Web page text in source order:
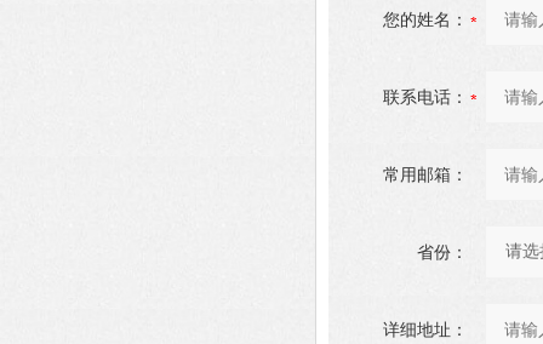
您的姓名：
联系电话：
常用邮箱：
省份：
详细地址：